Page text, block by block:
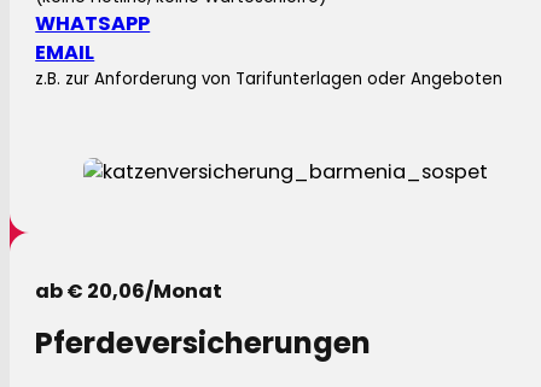
WHATSAPP
EMAIL
z.B. zur Anforderung von Tarifunterlagen oder Angeboten
ab € 20,06/Monat
Pferdeversicherungen